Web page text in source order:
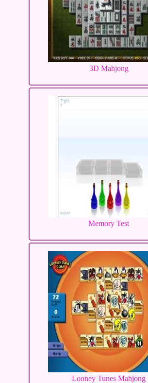
3D Mahjong
Memory Test
Looney Tunes Mahjong